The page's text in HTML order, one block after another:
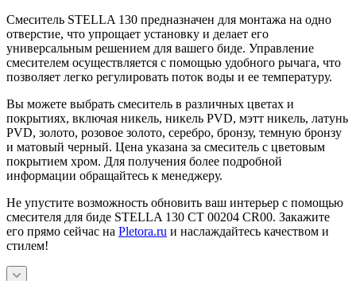
Смеситель STELLA 130 предназначен для монтажа на одно
отверстие, что упрощает установку и делает его
универсальным решением для вашего биде. Управление
смесителем осуществляется с помощью удобного рычага, что
позволяет легко регулировать поток воды и ее температуру.
Вы можете выбрать смеситель в различных цветах и
покрытиях, включая никель, никель PVD, мэтт никель, латунь
PVD, золото, розовое золото, серебро, бронзу, темную бронзу
и матовый черный. Цена указана за смеситель с цветовым
покрытием хром. Для получения более подробной
информации обращайтесь к менеджеру.
Не упустите возможность обновить ваш интерьер с помощью
смесителя для биде STELLA 130 CT 00204 CR00. Закажите
его прямо сейчас на Pletora.ru и наслаждайтесь качеством и
стилем!